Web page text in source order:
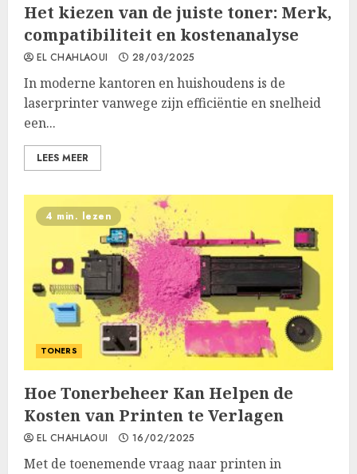
Het kiezen van de juiste toner: Merk,
compatibiliteit en kostenanalyse
EL CHAHLAOUI 28/03/2025
In moderne kantoren en huishoudens is de
laserprinter vanwege zijn efficiëntie en snelheid
een...
LEES MEER
4 min. lezen
TONERS
Hoe Tonerbeheer Kan Helpen de
Kosten van Printen te Verlagen
EL CHAHLAOUI 16/02/2025
Met de toenemende vraag naar printen in